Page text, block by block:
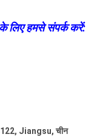
लिए हमसे संपर्क करें:
Jiangsu, चीन